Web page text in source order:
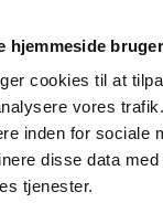
hjemmeside
cookies til at
vores
inden for sociale
disse data
tjenester.
Bivirkninger